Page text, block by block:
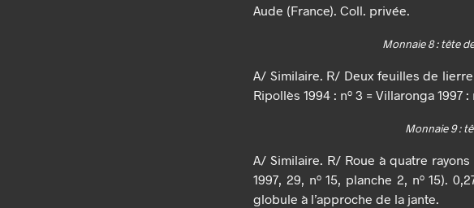
Aude (France). Coll. privée.
Monnaie 8 : tête
A/ Similaire. R/ Deux feuilles de
Ripollès 1994 : nº 3 = Villaronga 1997
Monnaie 9 :
A/ Similaire. R/ Roue à quatre
1997, 29, nº 15, planche 2, nº 15).
globule à l’approche de la jante.